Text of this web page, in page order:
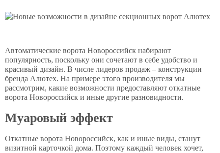
Новые возможности в дизайне
Автоматические ворота Новороссийск набирают
популярность, поскольку они сочетают в себе удобство и
красивый дизайн. В числе лидеров продаж – конструкции
бренда Алютех. На примере этого производителя мы
рассмотрим, какие возможности предоставляют откатные
ворота Новороссийск и иные другие разновидности.
Муаровый эффект
Откатные ворота Новороссийск, как и иные виды, станут
визитной карточкой дома. Поэтому каждый человек хочет,